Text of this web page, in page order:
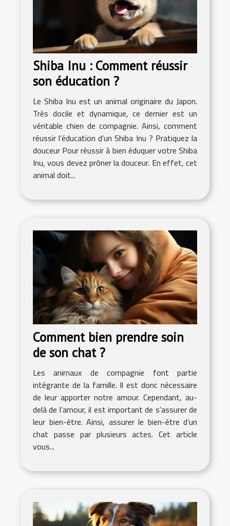
Shiba Inu : Comment réussir
son éducation ?
Le Shiba Inu est un animal originaire du Japon.
Très docile et dynamique, ce dernier est un
véritable chien de compagnie. Ainsi, comment
réussir l’éducation d’un Shiba Inu ? Pratiquez la
douceur Pour réussir à bien éduquer votre Shiba
Inu, vous devez prôner la douceur. En effet, cet
animal doit...
Comment bien prendre soin
de son chat ?
Les animaux de compagnie font partie
intégrante de la famille. Il est donc nécessaire
de leur apporter notre amour. Cependant, au-
delà de l’amour, il est important de s’assurer de
leur bien-être. Ainsi, assurer le bien-être d’un
chat passe par plusieurs actes. Cet article
vous...